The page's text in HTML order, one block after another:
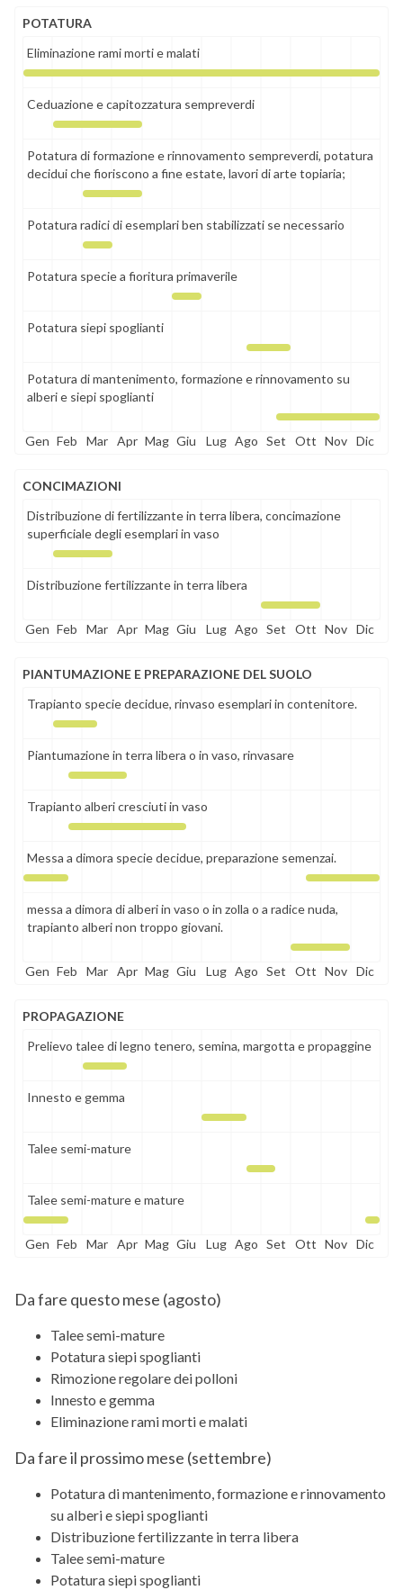
POTATURA
Eliminazione rami morti e malati
Ceduazione e capitozzatura sempreverdi
Potatura di formazione e rinnovamento sempreverdi, potatura
decidui che fioriscono a fine estate, lavori di arte topiaria;
Potatura radici di esemplari ben stabilizzati se necessario
Potatura specie a fioritura primaverile
Potatura siepi spoglianti
Potatura di mantenimento, formazione e rinnovamento su
alberi e siepi spoglianti
Gen Feb Mar Apr Mag Giu Lug Ago Set Ott Nov Dic
CONCIMAZIONI
Distribuzione di fertilizzante in terra libera, concimazione
superficiale degli esemplari in vaso
Distribuzione fertilizzante in terra libera
Gen Feb Mar Apr Mag Giu Lug Ago Set Ott Nov Dic
PIANTUMAZIONE E PREPARAZIONE DEL SUOLO
Trapianto specie decidue, rinvaso esemplari in contenitore.
Piantumazione in terra libera o in vaso, rinvasare
Trapianto alberi cresciuti in vaso
Messa a dimora specie decidue, preparazione semenzai.
messa a dimora di alberi in vaso o in zolla o a radice nuda,
trapianto alberi non troppo giovani.
Gen Feb Mar Apr Mag Giu Lug Ago Set Ott Nov Dic
PROPAGAZIONE
Prelievo talee di legno tenero, semina, margotta e propaggine
Innesto e gemma
Talee semi-mature
Talee semi-mature e mature
Gen Feb Mar Apr Mag Giu Lug Ago Set Ott Nov Dic
Da fare questo mese (agosto)
Talee semi-mature
Potatura siepi spoglianti
Rimozione regolare dei polloni
Innesto e gemma
Eliminazione rami morti e malati
Da fare il prossimo mese (settembre)
Potatura di mantenimento, formazione e rinnovamento
su alberi e siepi spoglianti
Distribuzione fertilizzante in terra libera
Talee semi-mature
Potatura siepi spoglianti